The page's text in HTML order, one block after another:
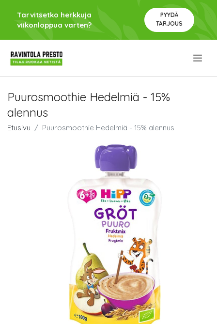
Tarvitsetko herkkuja
viikonloppua varten?
PYYDÄ
TARJOUS
Puurosmoothie Hedelmiä - 15%
alennus
Etusivu Puurosmoothie Hedelmiä - 15% alennus